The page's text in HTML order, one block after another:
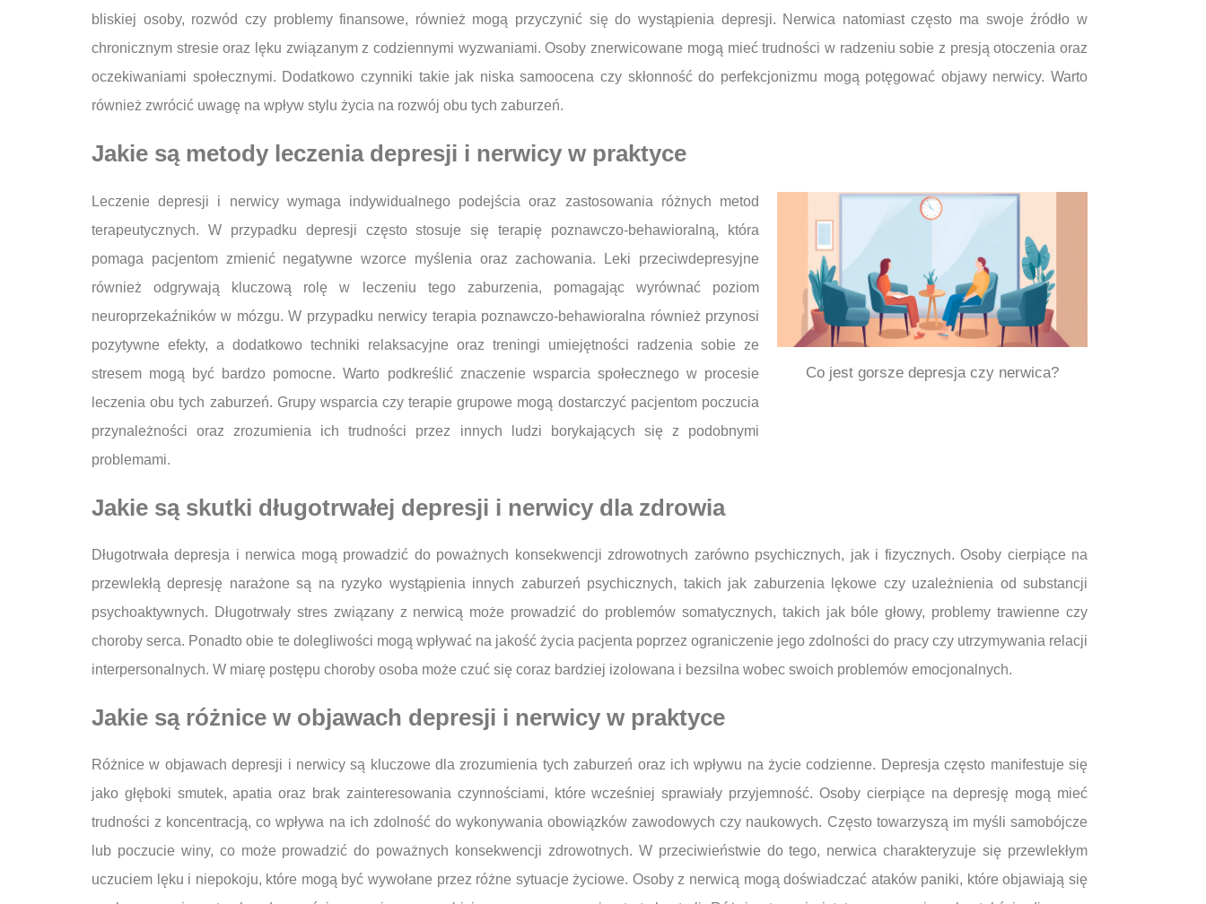
bliskiej osoby, rozwód czy problemy finansowe, również mogą przyczynić się do wystąpienia depresji. Nerwica natomiast często ma swoje źródło w
chronicznym stresie oraz lęku związanym z codziennymi wyzwaniami. Osoby znerwicowane mogą mieć trudności w radzeniu sobie z presją otoczenia oraz
oczekiwaniami społecznymi. Dodatkowo czynniki takie jak niska samoocena czy skłonność do perfekcjonizmu mogą potęgować objawy nerwicy. Warto
również zwrócić uwagę na wpływ stylu życia na rozwój obu tych zaburzeń.
Jakie są metody leczenia depresji i nerwicy w praktyce
Co jest gorsze depresja czy nerwica?
Leczenie depresji i nerwicy wymaga indywidualnego podejścia oraz zastosowania różnych metod
terapeutycznych. W przypadku depresji często stosuje się terapię poznawczo-behawioralną, która
pomaga pacjentom zmienić negatywne wzorce myślenia oraz zachowania. Leki przeciwdepresyjne
również odgrywają kluczową rolę w leczeniu tego zaburzenia, pomagając wyrównać poziom
neuroprzekaźników w mózgu. W przypadku nerwicy terapia poznawczo-behawioralna również przynosi
pozytywne efekty, a dodatkowo techniki relaksacyjne oraz treningi umiejętności radzenia sobie ze
stresem mogą być bardzo pomocne. Warto podkreślić znaczenie wsparcia społecznego w procesie
leczenia obu tych zaburzeń. Grupy wsparcia czy terapie grupowe mogą dostarczyć pacjentom poczucia
przynależności oraz zrozumienia ich trudności przez innych ludzi borykających się z podobnymi
problemami.
Jakie są skutki długotrwałej depresji i nerwicy dla zdrowia
Długotrwała depresja i nerwica mogą prowadzić do poważnych konsekwencji zdrowotnych zarówno psychicznych, jak i fizycznych. Osoby cierpiące na
przewlekłą depresję narażone są na ryzyko wystąpienia innych zaburzeń psychicznych, takich jak zaburzenia lękowe czy uzależnienia od substancji
psychoaktywnych. Długotrwały stres związany z nerwicą może prowadzić do problemów somatycznych, takich jak bóle głowy, problemy trawienne czy
choroby serca. Ponadto obie te dolegliwości mogą wpływać na jakość życia pacjenta poprzez ograniczenie jego zdolności do pracy czy utrzymywania relacji
interpersonalnych. W miarę postępu choroby osoba może czuć się coraz bardziej izolowana i bezsilna wobec swoich problemów emocjonalnych.
Jakie są różnice w objawach depresji i nerwicy w praktyce
Różnice w objawach depresji i nerwicy są kluczowe dla zrozumienia tych zaburzeń oraz ich wpływu na życie codzienne. Depresja często manifestuje się
jako głęboki smutek, apatia oraz brak zainteresowania czynnościami, które wcześniej sprawiały przyjemność. Osoby cierpiące na depresję mogą mieć
trudności z koncentracją, co wpływa na ich zdolność do wykonywania obowiązków zawodowych czy naukowych. Często towarzyszą im myśli samobójcze
lub poczucie winy, co może prowadzić do poważnych konsekwencji zdrowotnych. W przeciwieństwie do tego, nerwica charakteryzuje się przewlekłym
uczuciem lęku i niepokoju, które mogą być wywołane przez różne sytuacje życiowe. Osoby z nerwicą mogą doświadczać ataków paniki, które objawiają się